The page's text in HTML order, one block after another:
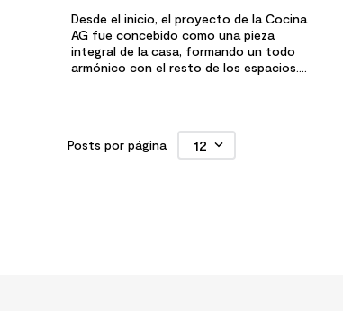
atemporal
Desde el inicio, el proyecto de la Cocina
AG fue concebido como una pieza
integral de la casa, formando un todo
armónico con el resto de los espacios....
12